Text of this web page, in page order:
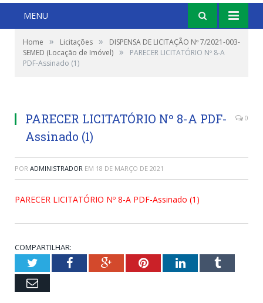
MENU
Home » Licitações »
DISPENSA DE LICITAÇÃO Nº 7/2021-003-
SEMED (Locação de Imóvel) »
PARECER LICITATÓRIO Nº 8-A
PDF-Assinado (1)
PARECER LICITATÓRIO Nº 8-A PDF-
Assinado (1)
0
POR ADMINISTRADOR EM 18 DE MARÇO DE 2021
PARECER LICITATÓRIO Nº 8-A PDF-Assinado (1)
COMPARTILHAR:
TwitterFacebookGoogle+PinterestLinkedInTumblr
Email